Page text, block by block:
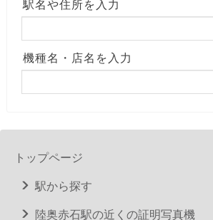
駅名や住所を入力
機種名・店名を入力
トップページ
駅から探す
陸奥赤石駅の近くの証明写真機